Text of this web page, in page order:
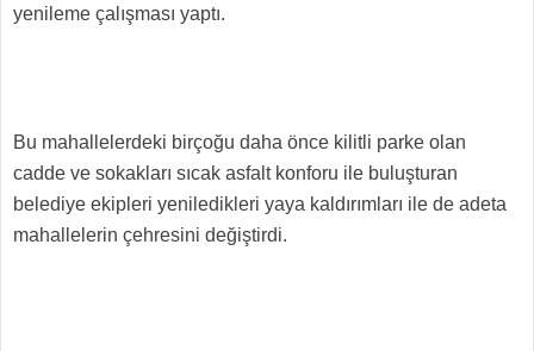
yenileme çalışması yaptı.
Bu mahallelerdeki birçoğu daha önce kilitli parke olan
cadde ve sokakları sıcak asfalt konforu ile buluşturan
belediye ekipleri yeniledikleri yaya kaldırımları ile de adeta
mahallelerin çehresini değiştirdi.